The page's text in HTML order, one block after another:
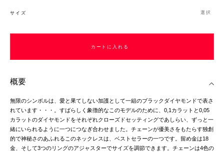
サイズ 選択
カートに入れる
カートに入れる
概要
無限のシンボルは、愛と果てしない加護として一組のブラックダイヤモンドで表さ
れています・・・。すばらしく象徴的なこのモデルのために、0,1カラットと0,05
カラットのダイヤモンドをそれぞれクローズドセッティングであしらい、ずっと一
緒にいられるように一つにつなぎ合わせました。チェーンが優美さをもたらす独創
的で神秘さのあふれるこのネックレスは、ベストセラーの一つです。留め金は18
金、そして3つのリングのアジャスターでサイズを調節できます。チェーンは4色の